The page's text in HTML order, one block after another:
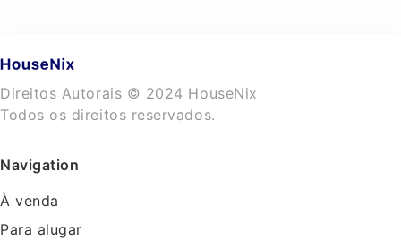
Direitos Autorais © 2024 HouseNix
Todos os direitos reservados.
Navigation
À venda
Para alugar